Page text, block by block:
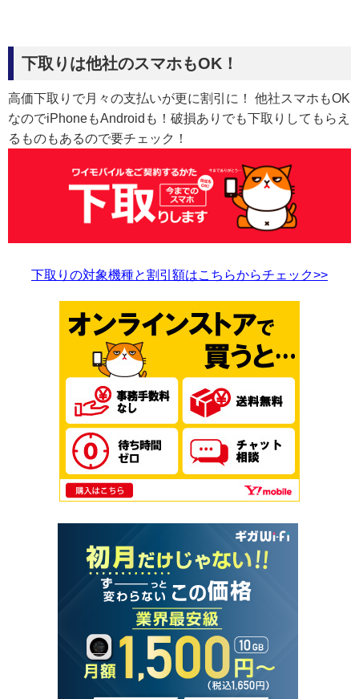
下取りは他社のスマホもOK！
高価下取りで月々の支払いが更に割引に！ 他社スマホもOK
なのでiPhoneもAndroidも！破損ありでも下取りしてもらえ
るものもあるので要チェック！
下取りの対象機種と割引額はこちらからチェック>>